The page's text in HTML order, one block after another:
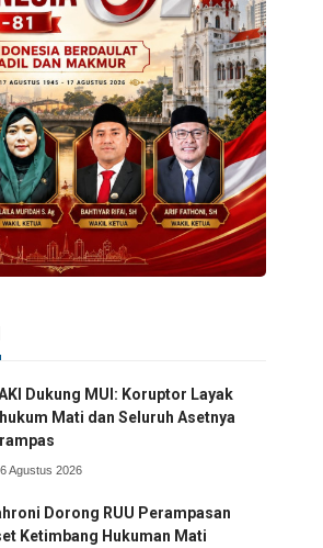
Dukung MUI: Koruptor Layak
Mati dan Seluruh Asetnya
6 Agustus 2026
Dorong RUU Perampasan
Ketimbang Hukuman Mati